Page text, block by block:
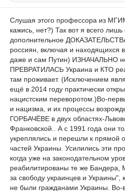
Слушая этого профессора из
кажись, нет?) Так вот я всего
дополнительное
россиян, включая и находящихся
даже и сам Путин) ИЗНАЧАЛЬНО
ПРЕВРАТИЛАСЬ Украина и КТО
там проживает. (Исключением
ещё в 2014 году практически
нацистским переворотом.)Во-
и нацизма, и их процессы
ГОРБАЧЁВЕ в двух областях-
Франковской.. А с 1991 года они
укреплялись и перешли к прямой
частей Украины. Усилились эти
когда уже на законодательном
реабилитированы те же Бандера,
за свободу украинцев и
не были гражданами Украины. Во-